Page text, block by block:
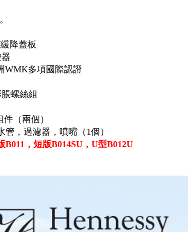
降蓋板
WMK多項國際認證
螺絲組
（兩個）
，過濾器，噴嘴（1個）
，短版B014SU，U型B012U